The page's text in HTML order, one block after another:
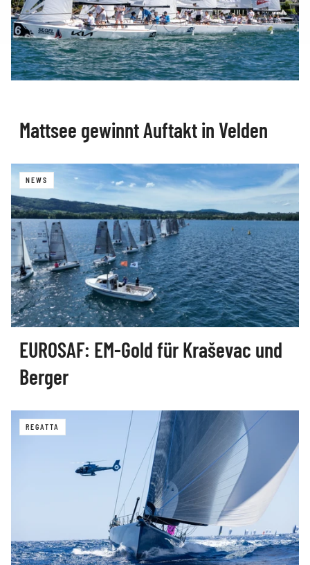
Mattsee gewinnt Auftakt in Velden
NEWS
EUROSAF: EM-Gold für Kraševac und
Berger
REGATTA